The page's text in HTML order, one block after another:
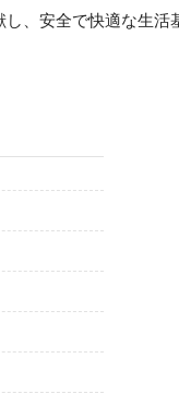
、安全で快適な生